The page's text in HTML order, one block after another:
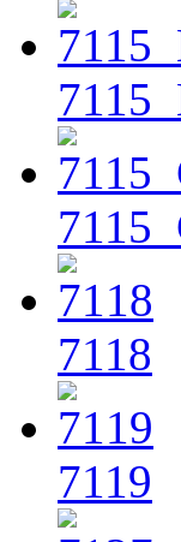
7118
7119